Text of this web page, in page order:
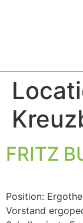
FRITZ
Position:
Vorstand